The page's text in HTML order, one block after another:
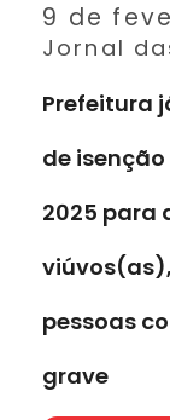
9 de
Jornal
Prefeitura
de isenção
2025 para
viúvos(as),
pessoas
grave